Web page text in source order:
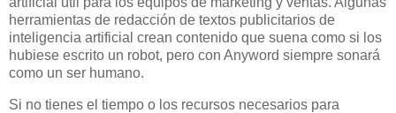
herramientas de redacción de textos publicitarios de
inteligencia artificial crean contenido que suena como si los
hubiese escrito un robot, pero con Anyword siempre sonará
como un ser humano.
Si no tienes el tiempo o los recursos necesarios para